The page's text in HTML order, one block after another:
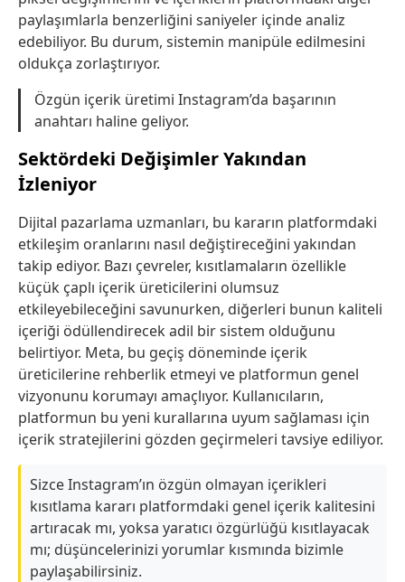
paylaşımlarla benzerliğini saniyeler içinde analiz
edebiliyor. Bu durum, sistemin manipüle edilmesini
oldukça zorlaştırıyor.
Özgün içerik üretimi Instagram’da başarının
anahtarı haline geliyor.
Sektördeki Değişimler Yakından
İzleniyor
Dijital pazarlama uzmanları, bu kararın platformdaki
etkileşim oranlarını nasıl değiştireceğini yakından
takip ediyor. Bazı çevreler, kısıtlamaların özellikle
küçük çaplı içerik üreticilerini olumsuz
etkileyebileceğini savunurken, diğerleri bunun kaliteli
içeriği ödüllendirecek adil bir sistem olduğunu
belirtiyor. Meta, bu geçiş döneminde içerik
üreticilerine rehberlik etmeyi ve platformun genel
vizyonunu korumayı amaçlıyor. Kullanıcıların,
platformun bu yeni kurallarına uyum sağlaması için
içerik stratejilerini gözden geçirmeleri tavsiye ediliyor.
Sizce Instagram’ın özgün olmayan içerikleri
kısıtlama kararı platformdaki genel içerik kalitesini
artıracak mı, yoksa yaratıcı özgürlüğü kısıtlayacak
mı; düşüncelerinizi yorumlar kısmında bizimle
paylaşabilirsiniz.